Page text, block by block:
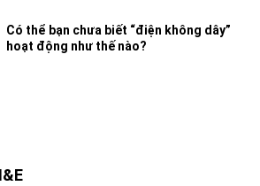
Có thể bạn chưa biết “điện không dây”
hoạt động như thế nào?